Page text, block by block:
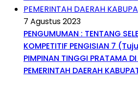
7 Agustus 2023
PENGUMUMAN : TENTANG
KOMPETITIF PENGISIAN 7
PIMPINAN TINGGI PRATAMA
PEMERINTAH DAERAH